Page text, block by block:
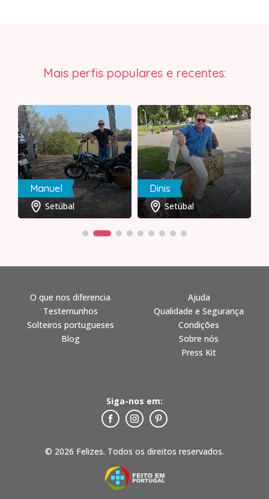
Mais perfis populares e recentes:
Manuel
Setúbal
Dinis
Setúbal
© 2026 Felizes. Todos os direitos reservados.
O que nos diferencia
Testemunhos
Solteiros portugueses
Blog
Ajuda
Qualidade e Segurança
Condições
Sobre nós
Press Kit
Siga-nos em: